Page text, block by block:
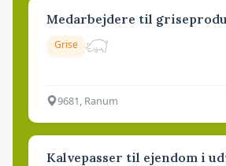
Medarbejdere til
Grise
9681, Ranum
Kalvepasser til ejendom i